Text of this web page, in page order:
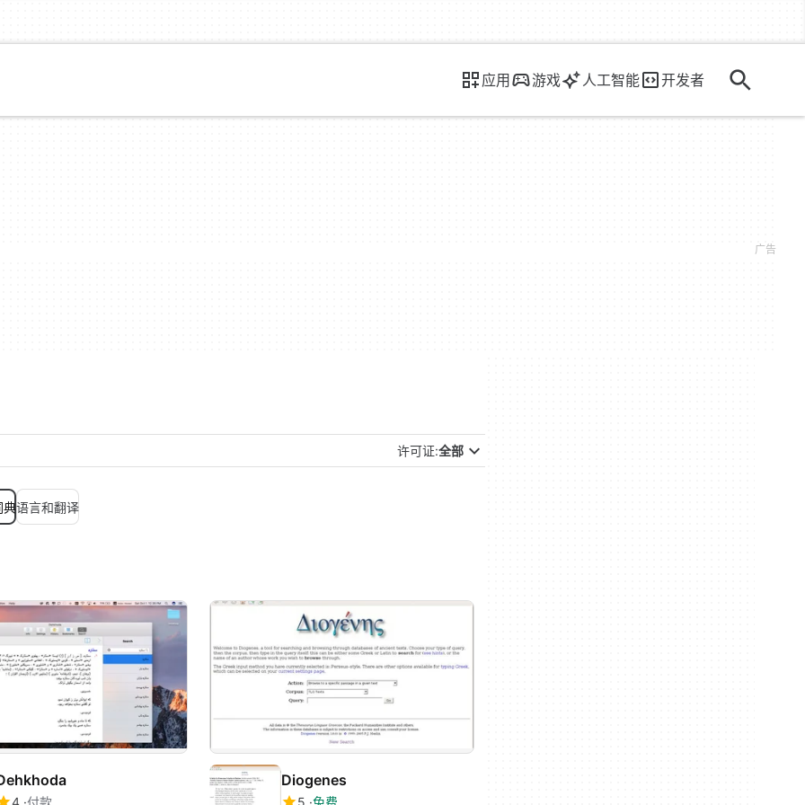
应用 游戏 人工智能 开发者
许可证:全部
典语言和翻译
Diogenes